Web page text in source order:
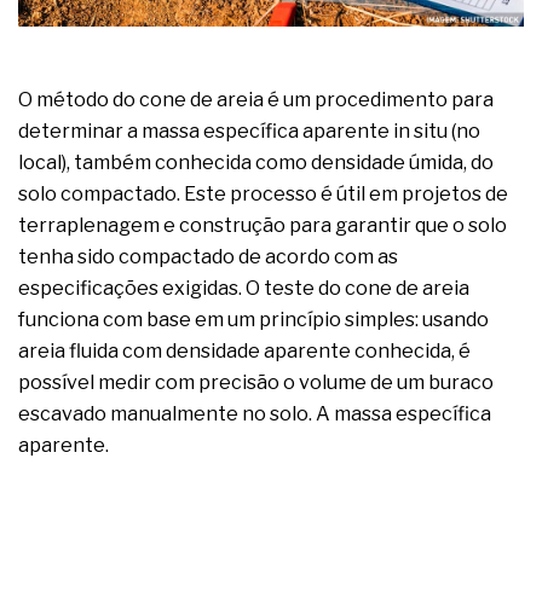
O método do cone de areia é um procedimento para
determinar a massa específica aparente in situ (no
local), também conhecida como densidade úmida, do
solo compactado. Este processo é útil em projetos de
terraplenagem e construção para garantir que o solo
tenha sido compactado de acordo com as
especificações exigidas. O teste do cone de areia
funciona com base em um princípio simples: usando
areia fluida com densidade aparente conhecida, é
possível medir com precisão o volume de um buraco
escavado manualmente no solo. A massa específica
aparente.